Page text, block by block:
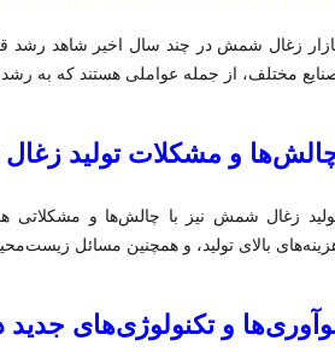
زغال شمش در چند سال اخیر شاهد رشد
مختلف، از جمله عواملی هستند که به
و مشکلات تولید
زغال شمش نیز با چالش‌ها و مشکلاتی
بالای تولید، و همچنین مسائل
و تکنولوژی‌های